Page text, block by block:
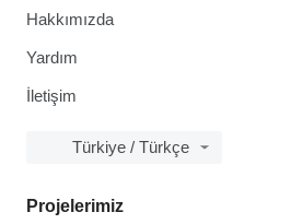
Hakkımızda
Yardım
İletişim
Türkiye / Türkçe
Projelerimiz